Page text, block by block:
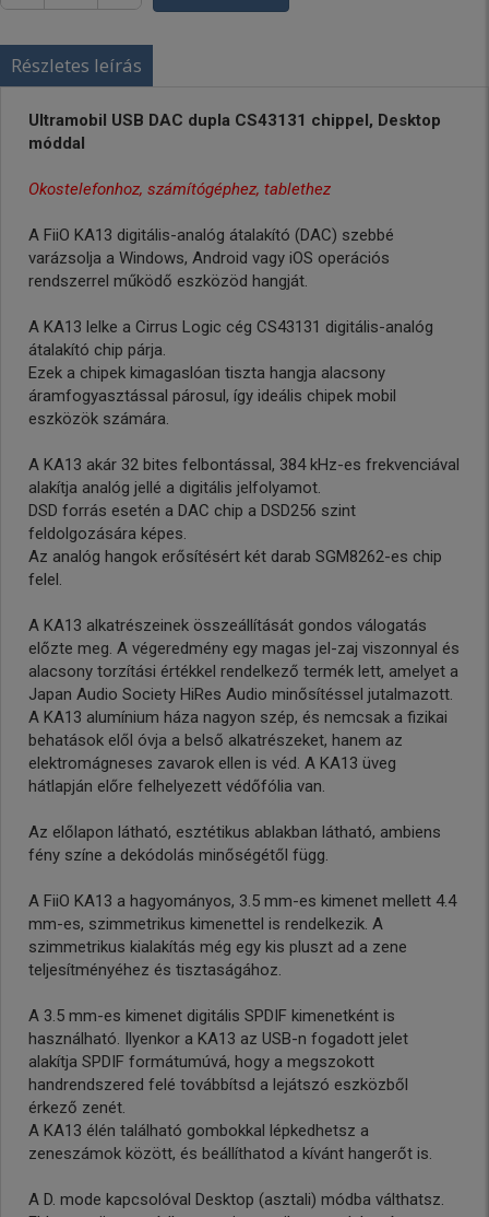
Részletes leírás
Ultramobil USB DAC dupla CS43131 chippel, Desktop
móddal
Okostelefonhoz, számítógéphez, tablethez
A FiiO KA13 digitális-analóg átalakító (DAC) szebbé
varázsolja a Windows, Android vagy iOS operációs
rendszerrel működő eszközöd hangját.
A KA13 lelke a Cirrus Logic cég CS43131 digitális-analóg
átalakító chip párja.
Ezek a chipek kimagaslóan tiszta hangja alacsony
áramfogyasztással párosul, így ideális chipek mobil
eszközök számára.
A KA13 akár 32 bites felbontással, 384 kHz-es frekvenciával
alakítja analóg jellé a digitális jelfolyamot.
DSD forrás esetén a DAC chip a DSD256 szint
feldolgozására képes.
Az analóg hangok erősítésért két darab SGM8262-es chip
felel.
A KA13 alkatrészeinek összeállítását gondos válogatás
előzte meg. A végeredmény egy magas jel-zaj viszonnyal és
alacsony torzítási értékkel rendelkező termék lett, amelyet a
Japan Audio Society HiRes Audio minősítéssel jutalmazott.
A KA13 alumínium háza nagyon szép, és nemcsak a fizikai
behatások elől óvja a belső alkatrészeket, hanem az
elektromágneses zavarok ellen is véd. A KA13 üveg
hátlapján előre felhelyezett védőfólia van.
Az előlapon látható, esztétikus ablakban látható, ambiens
fény színe a dekódolás minőségétől függ.
A FiiO KA13 a hagyományos, 3.5 mm-es kimenet mellett 4.4
mm-es, szimmetrikus kimenettel is rendelkezik. A
szimmetrikus kialakítás még egy kis pluszt ad a zene
teljesítményéhez és tisztaságához.
A 3.5 mm-es kimenet digitális SPDIF kimenetként is
használható. Ilyenkor a KA13 az USB-n fogadott jelet
alakítja SPDIF formátumúvá, hogy a megszokott
handrendszered felé továbbítsd a lejátszó eszközből
érkező zenét.
A KA13 élén található gombokkal lépkedhetsz a
zeneszámok között, és beállíthatod a kívánt hangerőt is.
A D. mode kapcsolóval Desktop (asztali) módba válthatsz.